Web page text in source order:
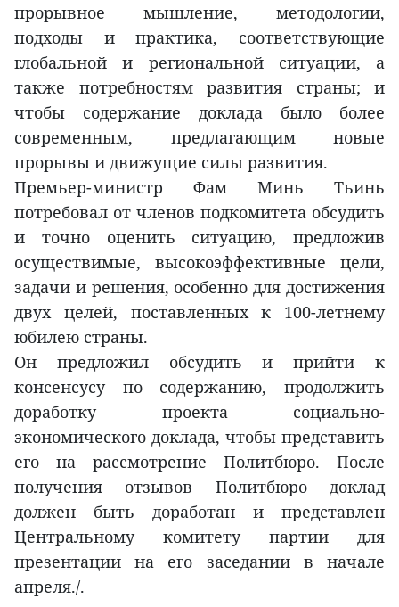
прорывное мышление, методологии,
подходы и практика, соответствующие
глобальной и региональной ситуации, а
также потребностям развития страны; и
чтобы содержание доклада было более
современным, предлагающим новые
прорывы и движущие силы развития.
Премьер-министр Фам Минь Тьинь
потребовал от членов подкомитета обсудить
и точно оценить ситуацию, предложив
осуществимые, высокоэффективные цели,
задачи и решения, особенно для достижения
двух целей, поставленных к 100-летнему
юбилею страны.
Он предложил обсудить и прийти к
консенсусу по содержанию, продолжить
доработку проекта социально-
экономического доклада, чтобы представить
его на рассмотрение Политбюро. После
получения отзывов Политбюро доклад
должен быть доработан и представлен
Центральному комитету партии для
презентации на его заседании в начале
апреля./.